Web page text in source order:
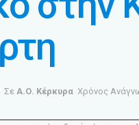
Σε Α.Ο. Κέρκυρα Χρόνος